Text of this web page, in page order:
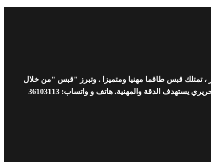
، تمتلك قبس طاقما مهنيا ومتميزا . وتبرز "قبس "من خلال
الدقة والمهنية. هاتف و واتساب: 36103113